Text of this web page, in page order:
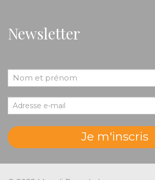
Newsletter
Je m'inscris